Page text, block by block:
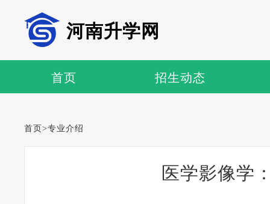
河南升学网
首页 招生动态
首页>专业介绍
医学影像学